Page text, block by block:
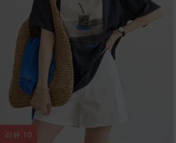
리뷰 10